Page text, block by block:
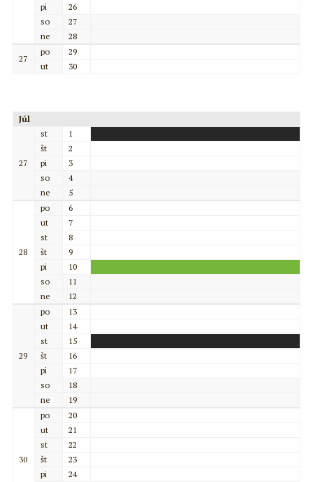
pi
26
so
27
ne
28
27
po
29
ut
30
Júl
27
st
1
št
2
pi
3
so
4
ne
5
28
po
6
ut
7
st
8
št
9
pi
10
so
11
ne
12
29
po
13
ut
14
st
15
št
16
pi
17
so
18
ne
19
30
po
20
ut
21
st
22
št
23
pi
24